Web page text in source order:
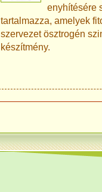
enyhítésére
tartalmazza, amelyek
szervezet ösztrogén
készítmény.